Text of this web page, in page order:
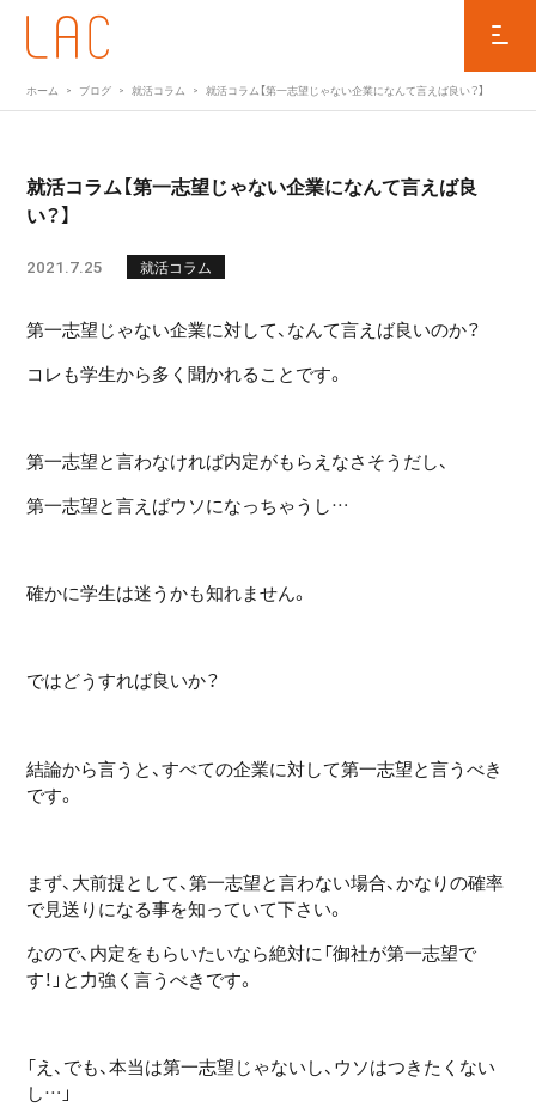
ホーム ブログ 就活コラム 就活コラム【第一志望じゃない企業になんて言えば良い？】
就活コラム【第一志望じゃない企業になんて言えば良
い？】
2021.7.25 就活コラム
第一志望じゃない企業に対して、なんて言えば良いのか？
コレも学生から多く聞かれることです。
第一志望と言わなければ内定がもらえなさそうだし、
第一志望と言えばウソになっちゃうし…
確かに学生は迷うかも知れません。
ではどうすれば良いか？
結論から言うと、すべての企業に対して第一志望と言うべき
です。
まず、大前提として、第一志望と言わない場合、かなりの確率
で見送りになる事を知っていて下さい。
なので、内定をもらいたいなら絶対に「御社が第一志望で
す！」と力強く言うべきです。
「え、でも、本当は第一志望じゃないし、ウソはつきたくない
し…」